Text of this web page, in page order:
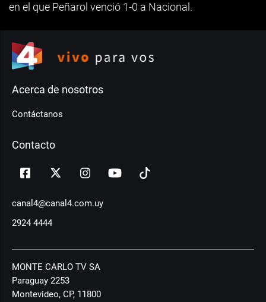
en el que Peñarol venció 1-0 a Nacional.
Acerca de nosotros
Contáctanos
Contacto
canal4@canal4.com.uy
2924 4444
MONTE CARLO TV SA
Paraguay 2253
Montevideo, CP, 11800